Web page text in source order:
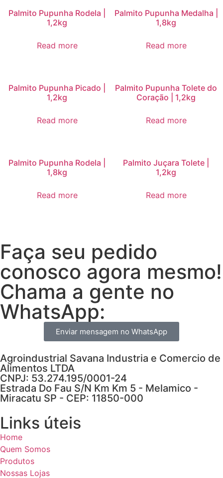
Palmito Pupunha Rodela |
1,2kg
Read more
Palmito Pupunha Medalha |
1,8kg
Read more
Palmito Pupunha Picado |
1,2kg
Read more
Palmito Pupunha Tolete do
Coração | 1,2kg
Read more
Palmito Pupunha Rodela |
1,8kg
Read more
Palmito Juçara Tolete |
1,2kg
Read more
Faça seu pedido
conosco agora mesmo!
Chama a gente no
WhatsApp:
Enviar mensagem no WhatsApp
Agroindustrial Savana Industria e Comercio de
Alimentos LTDA
CNPJ: 53.274.195/0001-24
Estrada Do Fau S/N Km Km 5 - Melamico -
Miracatu SP - CEP: 11850-000
Links úteis
Home
Quem Somos
Produtos
Nossas Lojas